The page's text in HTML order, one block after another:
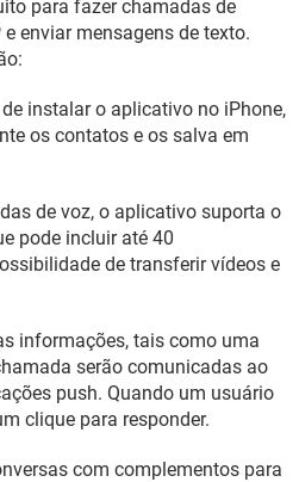
para fazer chamadas de
enviar mensagens de texto.
instalar o aplicativo no iPhone,
os contatos e os salva em
de voz, o aplicativo suporta o
pode incluir até 40
de transferir vídeos e
informações, tais como uma
serão comunicadas ao
push. Quando um usuário
clique para responder.
com complementos para